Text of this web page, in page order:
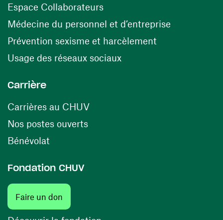
Espace Collaborateurs(ouvre une nouvelle fenêtre)
Médecine du personnel et d’entreprise
Prévention sexisme et harcèlement
Usage des réseaux sociaux(ouvre une nouvelle
Carrière
Carrières au CHUV(ouvre une nouvelle fenêtre)
Nos postes ouverts(ouvre une nouvelle fenêtre)
Bénévolat
Fondation CHUV
Faire un don